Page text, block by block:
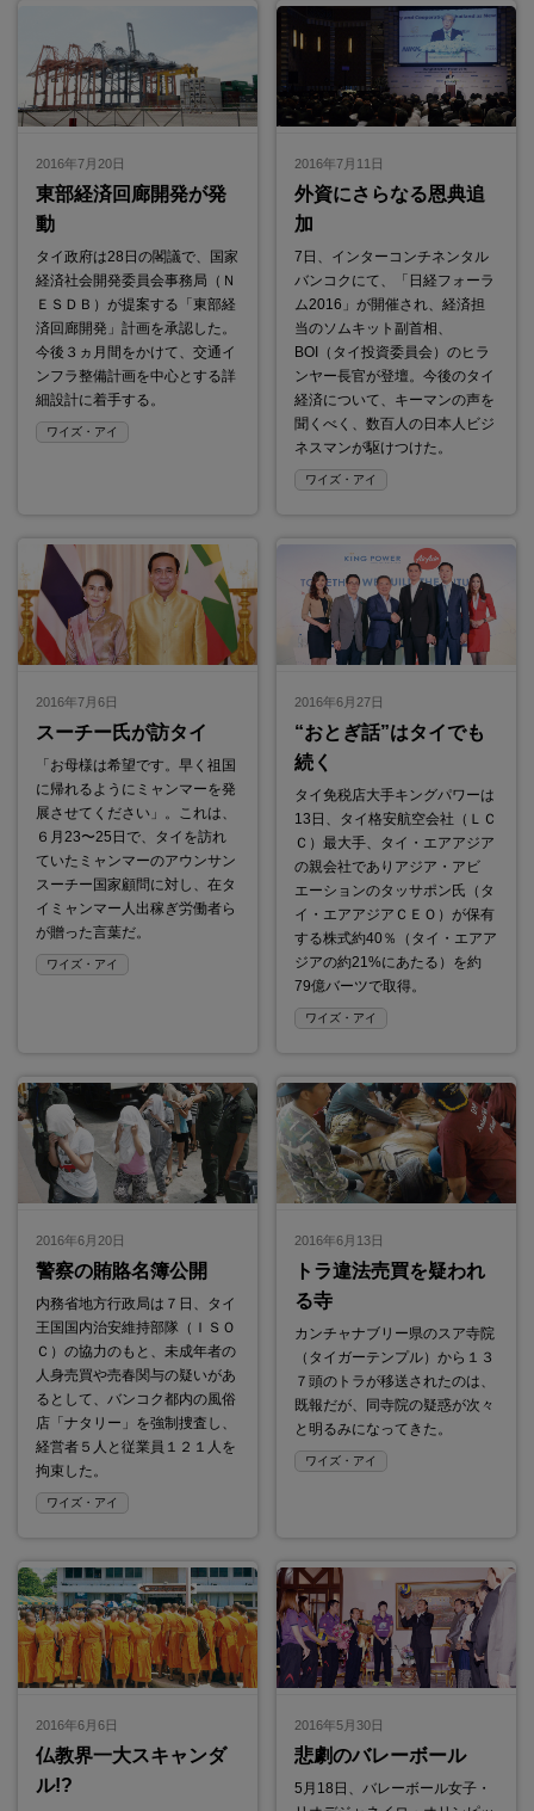
2016年7月20日
東部経済回廊開発が発
動
タイ政府は28日の閣議で、国家
経済社会開発委員会事務局（Ｎ
ＥＳＤＢ）が提案する「東部経
済回廊開発」計画を承認した。
今後３ヵ月間をかけて、交通イ
ンフラ整備計画を中心とする詳
細設計に着手する。
ワイズ・アイ
2016年7月11日
外資にさらなる恩典追
加
7日、インターコンチネンタル
バンコクにて、「日経フォーラ
ム2016」が開催され、経済担
当のソムキット副首相、
BOI（タイ投資委員会）のヒラ
ンヤー長官が登壇。今後のタイ
経済について、キーマンの声を
聞くべく、数百人の日本人ビジ
ネスマンが駆けつけた。
ワイズ・アイ
2016年7月6日
スーチー氏が訪タイ
「お母様は希望です。早く祖国
に帰れるようにミャンマーを発
展させてください」。これは、
６月23〜25日で、タイを訪れ
ていたミャンマーのアウンサン
スーチー国家顧問に対し、在タ
イミャンマー人出稼ぎ労働者ら
が贈った言葉だ。
ワイズ・アイ
2016年6月27日
“おとぎ話”はタイでも
続く
タイ免税店大手キングパワーは
13日、タイ格安航空会社（ＬＣ
Ｃ）最大手、タイ・エアアジア
の親会社でありアジア・アビ
エーションのタッサポン氏（タ
イ・エアアジアＣＥＯ）が保有
する株式約40％（タイ・エアア
ジアの約21%にあたる）を約
79億バーツで取得。
ワイズ・アイ
2016年6月20日
警察の賄賂名簿公開
内務省地方行政局は７日、タイ
王国国内治安維持部隊（ＩＳＯ
Ｃ）の協力のもと、未成年者の
人身売買や売春関与の疑いがあ
るとして、バンコク都内の風俗
店「ナタリー」を強制捜査し、
経営者５人と従業員１２１人を
拘束した。
ワイズ・アイ
2016年6月13日
トラ違法売買を疑われ
る寺
カンチャナブリー県のスア寺院
（タイガーテンプル）から１３
７頭のトラが移送されたのは、
既報だが、同寺院の疑惑が次々
と明るみになってきた。
ワイズ・アイ
2016年6月6日
仏教界一大スキャンダ
ル!?
2016年5月30日
悲劇のバレーボール
5月18日、バレーボール女子・